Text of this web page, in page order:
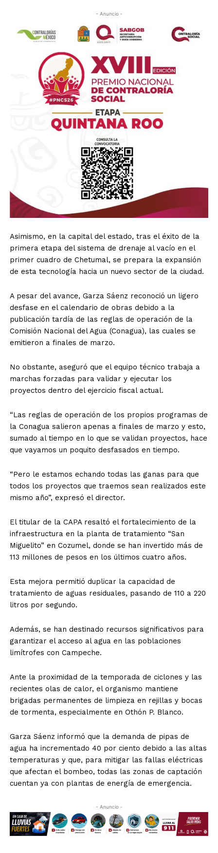
- Anuncio -
Asimismo, en la capital del estado, tras el éxito de la
primera etapa del sistema de drenaje al vacío en el
primer cuadro de Chetumal, se prepara la expansión
de esta tecnología hacia un nuevo sector de la ciudad.
A pesar del avance, Garza Sáenz reconoció un ligero
desfase en el calendario de obras debido a la
publicación tardía de las reglas de operación de la
Comisión Nacional del Agua (Conagua), las cuales se
emitieron a finales de marzo.
No obstante, aseguró que el equipo técnico trabaja a
marchas forzadas para validar y ejecutar los
proyectos dentro del ejercicio fiscal actual.
“Las reglas de operación de los propios programas de
la Conagua salieron apenas a finales de marzo y esto,
sumado al tiempo en lo que se validan proyectos, hace
que vayamos un poquito desfasados en tiempo.
“Pero le estamos echando todas las ganas para que
todos los proyectos que traemos sean realizados este
mismo año”, expresó el director.
El titular de la CAPA resaltó el fortalecimiento de la
infraestructura en la planta de tratamiento “San
Miguelito” en Cozumel, donde se han invertido más de
113 millones de pesos en los últimos cuatro años.
Esta mejora permitió duplicar la capacidad de
tratamiento de aguas residuales, pasando de 110 a 220
litros por segundo.
Además, se han destinado recursos significativos para
garantizar el acceso al agua en las poblaciones
limítrofes con Campeche.
Ante la proximidad de la temporada de ciclones y las
recientes olas de calor, el organismo mantiene
brigadas permanentes de limpieza en rejillas y bocas
de tormenta, especialmente en Othón P. Blanco.
Garza Sáenz informó que la demanda de pipas de
agua ha incrementado 40 por ciento debido a las altas
temperaturas y que, para mitigar las fallas eléctricas
que afectan el bombeo, todas las zonas de captación
cuentan ya con plantas de energía de emergencia.
- Anuncio -